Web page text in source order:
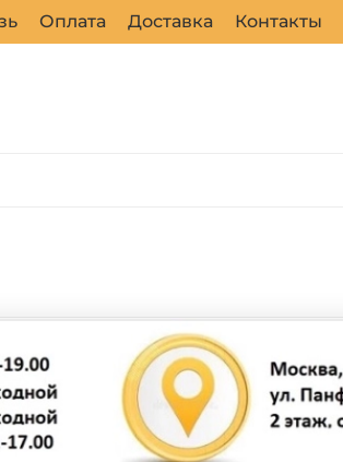
Оплата Доставка Контакты